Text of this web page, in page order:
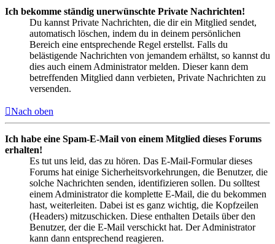
Ich bekomme ständig unerwünschte Private Nachrichten!
Du kannst Private Nachrichten, die dir ein Mitglied sendet,
automatisch löschen, indem du in deinem persönlichen
Bereich eine entsprechende Regel erstellst. Falls du
belästigende Nachrichten von jemandem erhältst, so kannst du
dies auch einem Administrator melden. Dieser kann dem
betreffenden Mitglied dann verbieten, Private Nachrichten zu
versenden.
Nach oben
Ich habe eine Spam-E-Mail von einem Mitglied dieses Forums
erhalten!
Es tut uns leid, das zu hören. Das E-Mail-Formular dieses
Forums hat einige Sicherheitsvorkehrungen, die Benutzer, die
solche Nachrichten senden, identifizieren sollen. Du solltest
einem Administrator die komplette E-Mail, die du bekommen
hast, weiterleiten. Dabei ist es ganz wichtig, die Kopfzeilen
(Headers) mitzuschicken. Diese enthalten Details über den
Benutzer, der die E-Mail verschickt hat. Der Administrator
kann dann entsprechend reagieren.